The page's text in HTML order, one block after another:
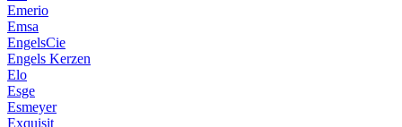
Emerio
Emsa
EngelsCie
Engels Kerzen
Elo
Esge
Esmeyer
Exquisit